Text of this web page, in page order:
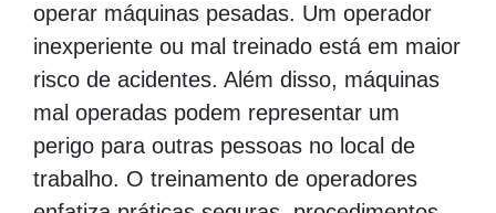
operar máquinas pesadas. Um operador
inexperiente ou mal treinado está em maior
risco de acidentes. Além disso, máquinas
mal operadas podem representar um
perigo para outras pessoas no local de
trabalho. O treinamento de operadores